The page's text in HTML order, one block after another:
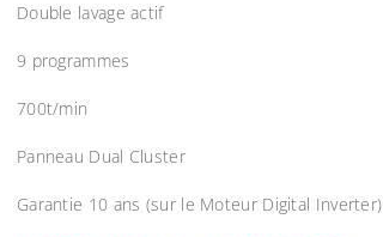
Double lavage actif
9 programmes
700t/min
Panneau Dual Cluster
Garantie 10 ans (sur le Moteur Digital Inverter)